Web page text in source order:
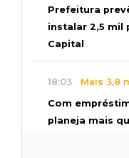
Prefeitura
instalar 2,5 mil
Capital
18:03 Mais 3,8
Com
planeja mais